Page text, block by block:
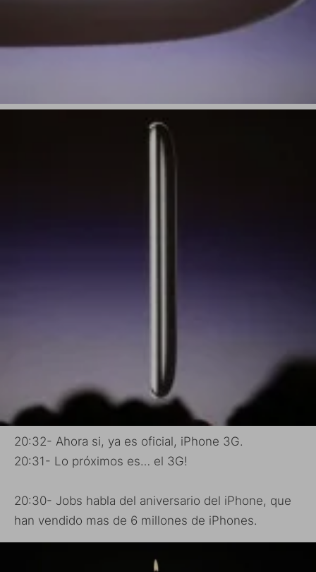
20:32- Ahora si, ya es oficial, iPhone 3G.
20:31- Lo próximos es… el 3G!
20:30- Jobs habla del aniversario del iPhone, que
han vendido mas de 6 millones de iPhones.